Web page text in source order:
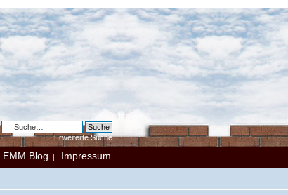
Erweiterte Suche
EMM Blog | Impressum